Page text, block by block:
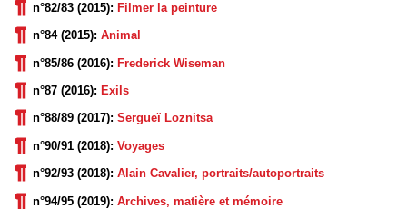
n°82/83 (2015): Filmer la peinture
n°84 (2015): Animal
n°85/86 (2016): Frederick Wiseman
n°87 (2016): Exils
n°88/89 (2017): Sergueï Loznitsa
n°90/91 (2018): Voyages
n°92/93 (2018): Alain Cavalier, portraits/autoportraits
n°94/95 (2019): Archives, matière et mémoire